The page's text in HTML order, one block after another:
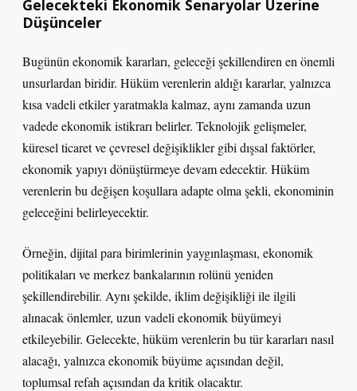
Gelecekteki Ekonomik Senaryolar Üzerine
Düşünceler
Bugünün ekonomik kararları, geleceği şekillendiren en önemli
unsurlardan biridir. Hüküm verenlerin aldığı kararlar, yalnızca
kısa vadeli etkiler yaratmakla kalmaz, aynı zamanda uzun
vadede ekonomik istikrarı belirler. Teknolojik gelişmeler,
küresel ticaret ve çevresel değişiklikler gibi dışsal faktörler,
ekonomik yapıyı dönüştürmeye devam edecektir. Hüküm
verenlerin bu değişen koşullara adapte olma şekli, ekonominin
geleceğini belirleyecektir.
Örneğin, dijital para birimlerinin yaygınlaşması, ekonomik
politikaları ve merkez bankalarının rolünü yeniden
şekillendirebilir. Aynı şekilde, iklim değişikliği ile ilgili
alınacak önlemler, uzun vadeli ekonomik büyümeyi
etkileyebilir. Gelecekte, hüküm verenlerin bu tür kararları nasıl
alacağı, yalnızca ekonomik büyüme açısından değil,
toplumsal refah açısından da kritik olacaktır.